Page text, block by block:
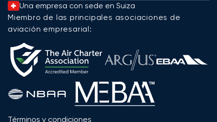
Una empresa con sede en Suiza
Miembro de las principales asociaciones de
aviación empresarial:
Términos y condiciones